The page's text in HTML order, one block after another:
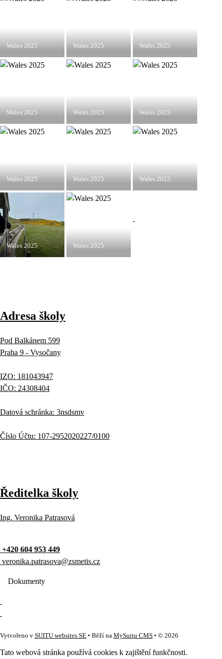
Wales 2025 Wales 2025 Wales 2025
Wales 2025 Wales 2025 Wales 2025
Wales 2025 Wales 2025 Wales 2025
Wales 2025 Wales 2025
Adresa školy
Pod Balkánem 599
Praha 9 - Vysočany
IZO: 181043947
IČO: 24308404
Datová schránka: 3nsdsmv
Číslo Účtu: 107-2952020227/0100
Ředitelka školy
Ing. Veronika Patrasová
+420 604 953 449
veronika.patrasova@zsmetis.cz
Dokumenty
Vytvořeno v SUITU websites SE • Běží na MySuitu CMS • © 2026
Tato webová stránka používá cookies k zajištění funkčnosti.